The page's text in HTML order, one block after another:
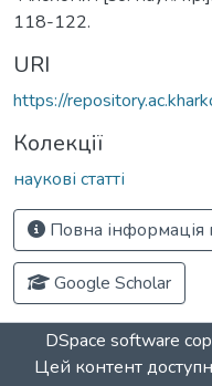
118-122.
URI
https://
Колекції
наукові статті
Повна інформація
Google Scholar
DSpace software
Цей контент